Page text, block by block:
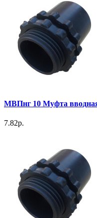
МВПнг 10 Муфта
7.82р.